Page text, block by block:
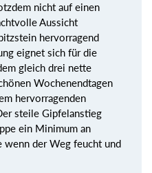
nicht auf einen
Aussicht
hervorragend
eignet sich für die
gleich drei nette
Wochenendtagen
hervorragenden
steile Gipfelanstieg
ein Minimum an
wenn der Weg feucht und